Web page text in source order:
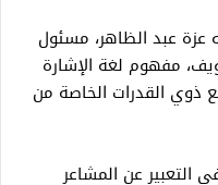
عزة عبد الظاهر، مسئول
مفهوم لغة الإشارة
ذوي القدرات الخاصة من
التعبير عن المشاعر